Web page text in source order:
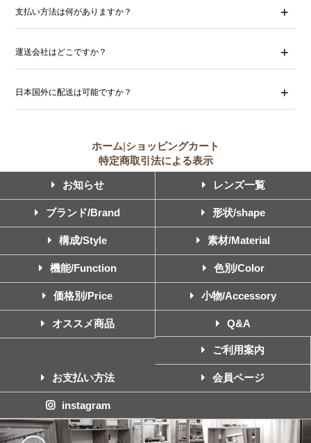
支払い方法は何がありますか？
運送会社はどこですか？
日本国外に配送は可能ですか？
ホーム|ショッピングカート
特定商取引法による表示
お知らせ レンズ一覧
ブランド/Brand 形状/shape
構成/Style 素材/Material
機能/Function 色別/Color
価格別/Price 小物/Accessory
オススメ商品 Q&A
ご利用案内
お支払い方法 会員ページ
instagram